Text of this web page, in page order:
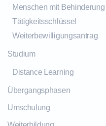
Menschen mit Behinderung
Tätigkeitsschlüssel
Weiterbewilligungsantrag
Studium
Distance Learning
Übergangsphasen
Umschulung